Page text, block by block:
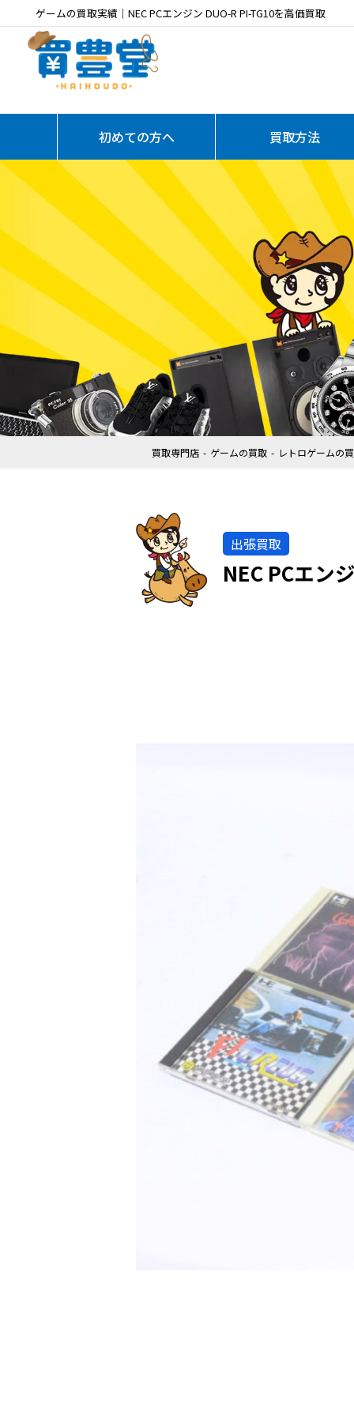
ゲームの買取実績｜NEC PCエンジン DUO-R PI-TG10を高価買取
初めての方へ 買取方法
買取専門店 ゲームの買取 レトロゲームの
出張買取
NEC PCエン